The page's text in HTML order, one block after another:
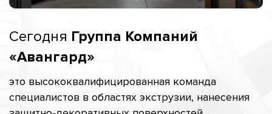
Сегодня Группа Компаний
«Авангард»
это высококвалифицированная команда
специалистов в областях экструзии, нанесения